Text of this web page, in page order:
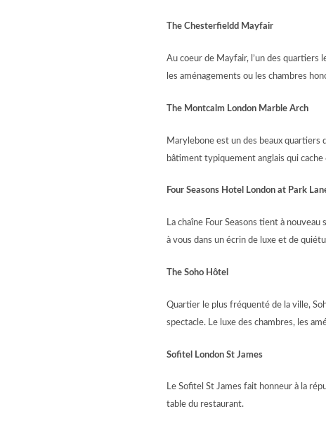
The Chesterfieldd Mayfair
Au coeur de Mayfair, l’un des quartiers
les aménagements ou les chambres
The Montcalm London Marble Arch
Marylebone est un des beaux quartiers
bâtiment typiquement anglais qui
Four Seasons Hotel London at Park
La chaîne Four Seasons tient à
à vous dans un écrin de luxe et de
The Soho Hôtel
Quartier le plus fréquenté de la ville,
spectacle. Le luxe des chambres, les
Sofitel London St James
Le Sofitel St James fait honneur à la
table du restaurant.